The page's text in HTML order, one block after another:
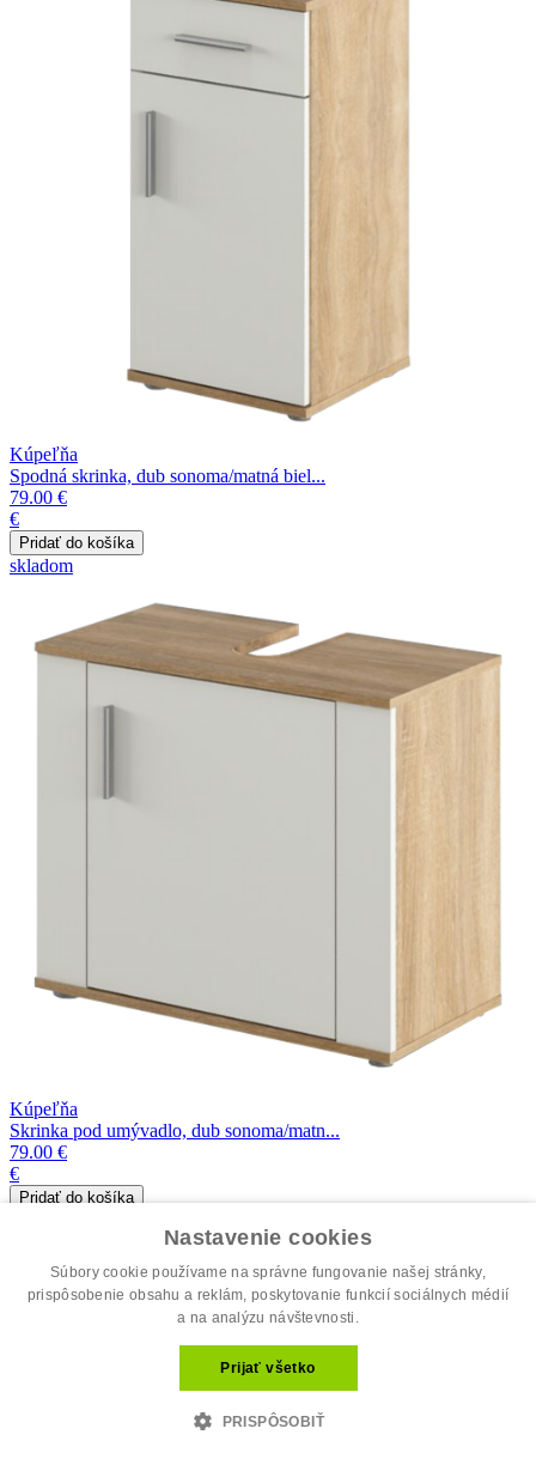
Kúpeľňa
Spodná skrinka, dub sonoma/matná biel...
79.00 €
€
skladom
Kúpeľňa
Skrinka pod umývadlo, dub sonoma/matn...
79.00 €
€
Nastavenie cookies
Súbory cookie používame na správne fungovanie našej stránky,
prispôsobenie obsahu a reklám, poskytovanie funkcií sociálnych médií
a na analýzu návštevnosti.
Prijať všetko
PRISPÔSOBIŤ